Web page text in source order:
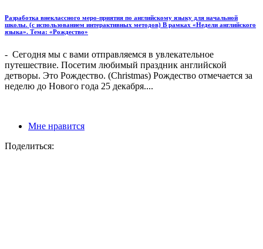
Разработка внеклассного меро-приятия по английскому языку для начальной
школы. (с использованием интерактивных методов) В рамках «Недели английского
языка». Тема: «Рождество»
- Сегодня мы с вами отправляемся в увлекательное
путешествие. Посетим любимый праздник английской
детворы. Это Рождество. (Christmas) Рождество отмечается за
неделю до Нового года 25 декабря....
Мне нравится
Поделиться: